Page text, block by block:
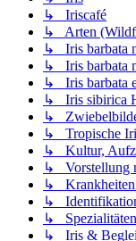
↳ Iriscafé
↳ Arten
↳ Iris barbata
↳ Iris barbata
↳ Iris barbata
↳ Iris sibirica
↳
↳ Tropische
↳ Kultur,
↳ Vorstellung
↳ Krankheiten
↳
↳
↳ Iris &